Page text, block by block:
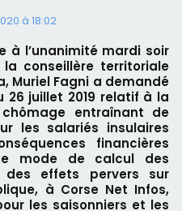
à 18:02
à l’unanimité mardi soir
la conseillère territoriale
Muriel Fagni a demandé
juillet 2019 relatif à la
entraînant de
les salariés insulaires
financières
mode de calcul des
des effets pervers sur
à Corse Net Infos,
les saisonniers et les